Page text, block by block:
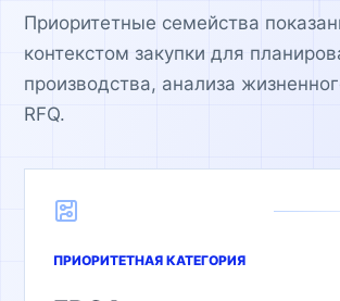
Приоритетные семейства
контекстом закупки для
производства, анализа
RFQ.
ПРИОРИТЕТНАЯ КАТЕГОРИЯ